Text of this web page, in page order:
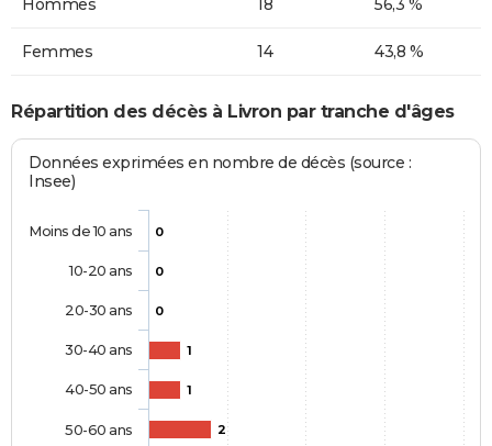
Hommes 18 56,3 %
Femmes 14 43,8 %
Répartition des décès à Livron par tranche d'âges
Données exprimées en nombre de décès (source :
Insee)
0
0
0
1
1
2
Moins de 10 ans
10-20 ans
20-30 ans
30-40 ans
40-50 ans
50-60 ans